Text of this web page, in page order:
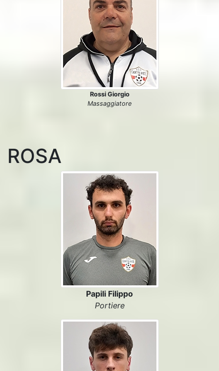
Rossi Giorgio
Massaggiatore
ROSA
Papili Filippo
Portiere